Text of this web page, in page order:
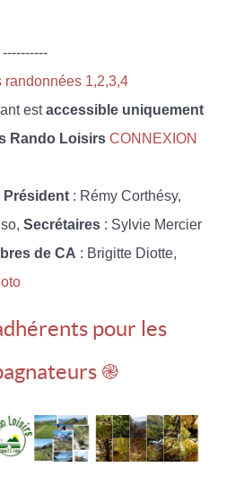
----------
randonnées 1,2,3,4
estaccessible uniquement
Rando Loisirs CONNEXION
Président : Rémy Corthésy,
Secrétaires : Sylvie Mercier
de CA : Brigitte Diotte,
pour les
֎